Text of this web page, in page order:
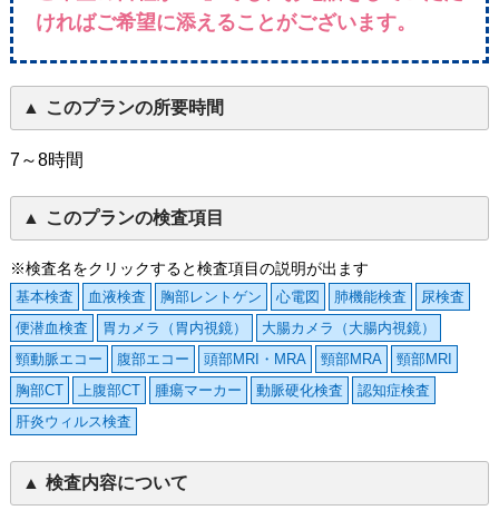
ければご希望に添えることがございます。
このプランの所要時間
7～8時間
このプランの検査項目
※検査名をクリックすると検査項目の説明が出ます
基本検査 血液検査 胸部レントゲン 心電図 肺機能検査
尿検査
便潜血検査
胃カメラ（胃内視鏡）
大腸カメラ（大腸内視鏡）
頸動脈エコー
腹部エコー 頭部MRI・MRA 頸部MRA
頸部MRI
胸部CT
上腹部CT 腫瘍マーカー 動脈硬化検査
認知症検査
肝炎ウィルス検査
検査内容について